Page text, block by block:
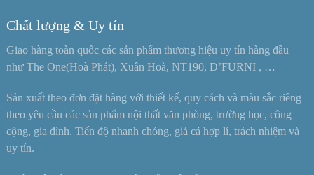
Chất lượng & Uy tín
Giao hàng toàn quốc các sản phẩm thương hiệu uy tín hàng đầu
như The One(Hoà Phát), Xuân Hoà, NT190, D’FURNI , …
Sản xuất theo đơn đặt hàng với thiết kế, quy cách và màu sắc riêng
theo yêu cầu các sản phẩm nội thất văn phòng, trường học, công
cộng, gia đình. Tiến độ nhanh chóng, giá cả hợp lí, trách nhiệm và
uy tín.